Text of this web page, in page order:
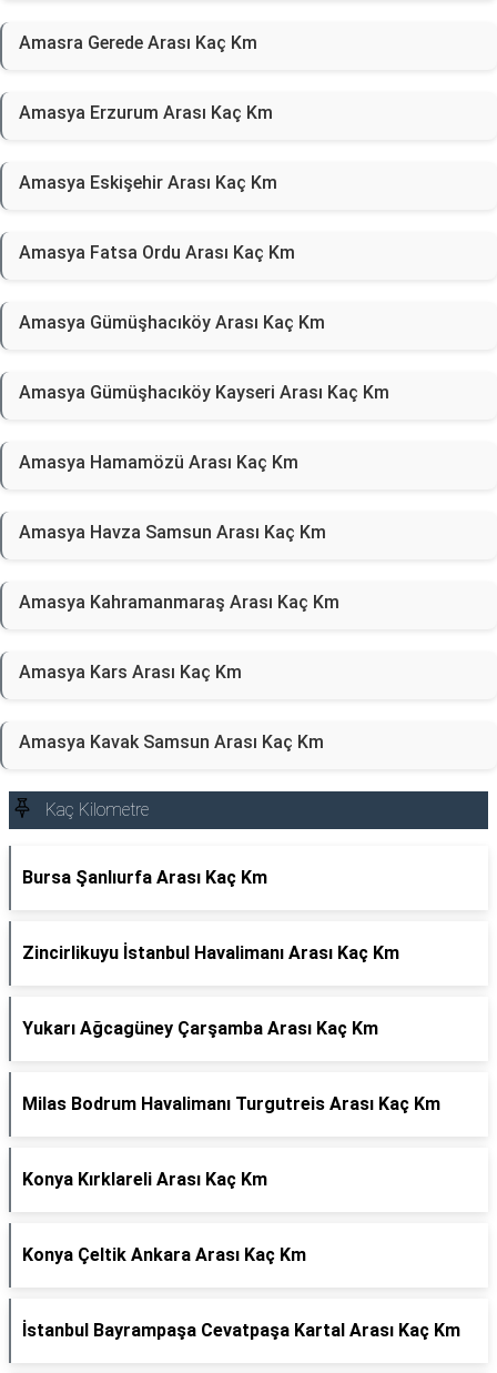
Amasra Gerede Arası Kaç Km
Amasya Erzurum Arası Kaç Km
Amasya Eskişehir Arası Kaç Km
Amasya Fatsa Ordu Arası Kaç Km
Amasya Gümüşhacıköy Arası Kaç Km
Amasya Gümüşhacıköy Kayseri Arası Kaç Km
Amasya Hamamözü Arası Kaç Km
Amasya Havza Samsun Arası Kaç Km
Amasya Kahramanmaraş Arası Kaç Km
Amasya Kars Arası Kaç Km
Amasya Kavak Samsun Arası Kaç Km
Kaç Kilometre
Bursa Şanlıurfa Arası Kaç Km
Zincirlikuyu İstanbul Havalimanı Arası Kaç Km
Yukarı Ağcagüney Çarşamba Arası Kaç Km
Milas Bodrum Havalimanı Turgutreis Arası Kaç Km
Konya Kırklareli Arası Kaç Km
Konya Çeltik Ankara Arası Kaç Km
İstanbul Bayrampaşa Cevatpaşa Kartal Arası Kaç Km